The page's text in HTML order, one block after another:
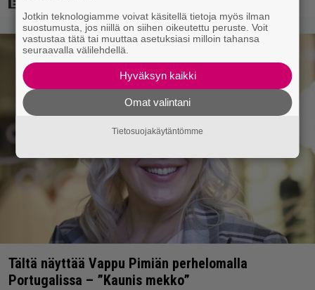
Tältä näyttää Vappu Pimiän perhelomalla
Portugalissa – ”Kaunis mekko”
Jotkin teknologiamme voivat käsitellä tietoja myös ilman
suostumusta, jos niillä on siihen oikeutettu peruste. Voit
vastustaa tätä tai muuttaa asetuksiasi milloin tahansa
seuraavalla välilehdellä.
Hyväksyn kaikki
Omat valintani
Tietosuojakäytäntömme